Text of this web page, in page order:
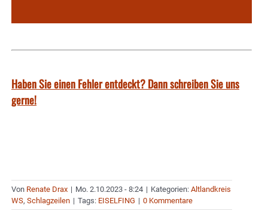
Haben Sie einen Fehler entdeckt? Dann schreiben Sie uns
gerne!
Von Renate Drax | Mo. 2.10.2023 - 8:24 | Kategorien: Altlandkreis
WS, Schlagzeilen | Tags: EISELFING | 0 Kommentare